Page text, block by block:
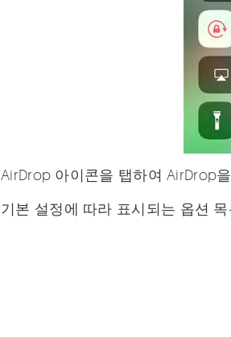
AirDrop 아이콘을 탭하여 AirDrop
기본 설정에 따라 표시되는 옵션